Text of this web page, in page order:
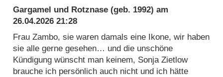
Gargamel und Rotznase (geb. 1992) am
26.04.2026 21:28
Frau Zambo, sie waren damals eine Ikone, wir haben
sie alle gerne gesehen… und die unschöne
Kündigung wünscht man keinem, Sonja Zietlow
brauche ich persönlich auch nicht und ich hätte